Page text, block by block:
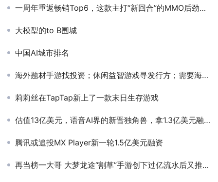
一周年重返畅销Top6，这款主打“新回合”的MMO后劲这么强？
大模型的to B围城
中国AI城市排名
海外题材手游找投资；休闲益智游戏寻发行方；需要海外短剧资源；土耳其通道+美区小额通道｜私域神器每周合作精选No.199
莉莉丝在TapTap新上了一款末日生存游戏
估值13亿美元，语音AI界的新晋独角兽，拿1.3亿美元融资“不务正业”去做餐饮了？
腾讯或追投MX Player新一轮1.5亿美元融资
再当榜一大哥 大梦龙途“割草”手游创下过亿流水后又推新作